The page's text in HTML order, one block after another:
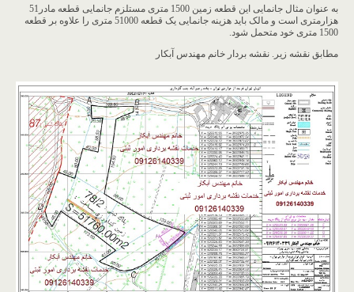
به عنوان مثال جانمایی این قطعه زمین 1500 متری مستلزم جانمایی قطعه مادر51
هزارمتری است و مالک باید هزینه جانمایی یک قطعه 51000 متری را علاوه بر قطعه
1500 متری خود متحمل شود.
مطابق نقشه زیر. نقشه بردار خانم مهندس آبکار